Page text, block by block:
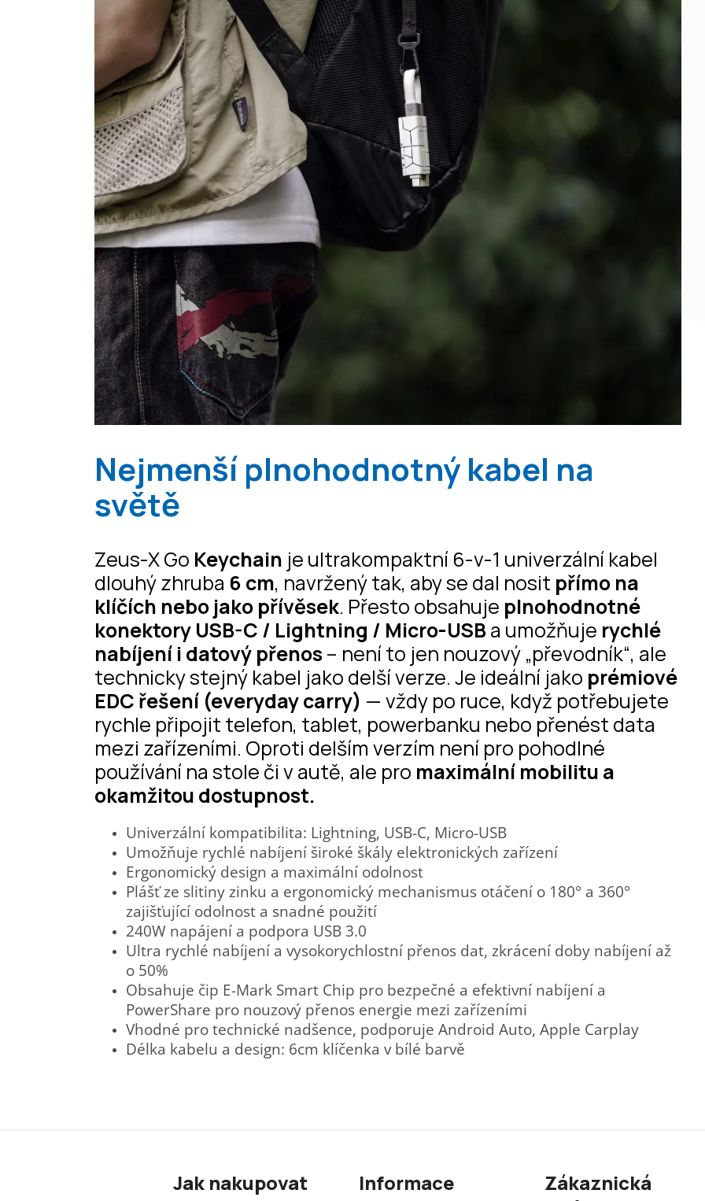
Nejmenší plnohodnotný kabel na
světě
Zeus-X Go Keychain je ultrakompaktní 6-v-1 univerzální kabel
dlouhý zhruba 6 cm, navržený tak, aby se dal nosit přímo na
klíčích nebo jako přívěsek. Přesto obsahuje plnohodnotné
konektory USB-C / Lightning / Micro-USBa umožňuje rychlé
nabíjení i datový přenos– není to jen nouzový „převodník“, ale
technicky stejný kabel jako delší verze. Je ideální jako prémiové
EDC řešení (everyday carry) — vždy po ruce, když potřebujete
rychle připojit telefon, tablet, powerbanku nebo přenést data
mezi zařízeními. Oproti delším verzím není pro pohodlné
používání na stole či v autě, ale pro maximální mobilitu a
okamžitou dostupnost.
Univerzální kompatibilita: Lightning, USB-C, Micro-USB
Umožňuje rychlé nabíjení široké škály elektronických zařízení
Ergonomický design a maximální odolnost
Plášť ze slitiny zinku a ergonomický mechanismus otáčení o 180° a 360°
zajišťující odolnost a snadné použití
240W napájení a podpora USB 3.0
Ultra rychlé nabíjení a vysokorychlostní přenos dat, zkrácení doby nabíjení až
o 50%
Obsahuje čip E-Mark Smart Chip pro bezpečné a efektivní nabíjení a
PowerShare pro nouzový přenos energie mezi zařízeními
Vhodné pro technické nadšence, podporuje Android Auto, Apple Carplay
Délka kabelu a design: 6cm klíčenka v bílé barvě
Jak nakupovat Informace
Zákaznická